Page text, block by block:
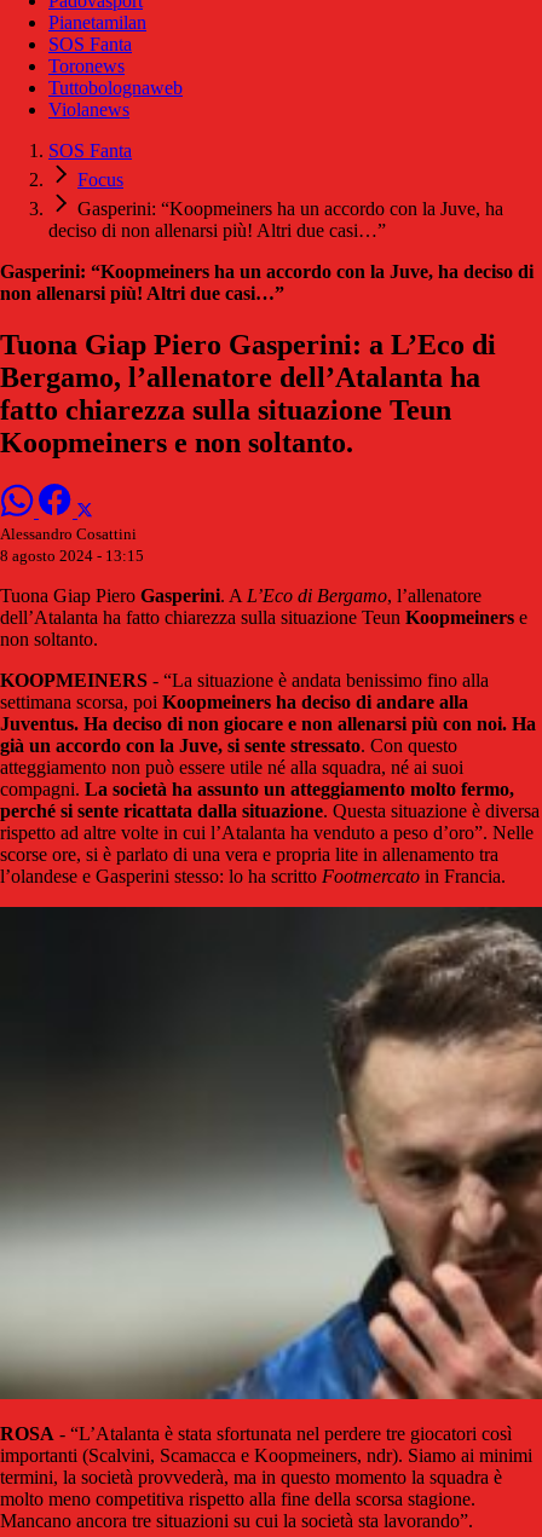
Pianetamilan
SOS Fanta
Toronews
Tuttobolognaweb
Violanews
SOS Fanta
Focus
Gasperini: “Koopmeiners ha un accordo con la Juve, ha
deciso di non allenarsi più! Altri due casi…”
Gasperini: “Koopmeiners ha un accordo con la Juve, ha deciso di
non allenarsi più! Altri due casi…”
Tuona Giap Piero Gasperini: a L’Eco di
Bergamo, l’allenatore dell’Atalanta ha
fatto chiarezza sulla situazione Teun
Koopmeiners e non soltanto.
Alessandro Cosattini
8 agosto 2024 - 13:15
Tuona Giap Piero Gasperini. A L’Eco di Bergamo, l’allenatore
dell’Atalanta ha fatto chiarezza sulla situazione Teun Koopmeiners e
non soltanto.
KOOPMEINERS - “La situazione è andata benissimo fino alla
settimana scorsa, poi Koopmeiners ha deciso di andare alla
Juventus. Ha deciso di non giocare e non allenarsi più con noi. Ha
già un accordo con la Juve, si sente stressato. Con questo
atteggiamento non può essere utile né alla squadra, né ai suoi
compagni. La società ha assunto un atteggiamento molto fermo,
perché si sente ricattata dalla situazione. Questa situazione è diversa
rispetto ad altre volte in cui l’Atalanta ha venduto a peso d’oro”. Nelle
scorse ore, si è parlato di una vera e propria lite in allenamento tra
l’olandese e Gasperini stesso: lo ha scritto Footmercato in Francia.
ROSA - “L’Atalanta è stata sfortunata nel perdere tre giocatori così
importanti (Scalvini, Scamacca e Koopmeiners, ndr). Siamo ai minimi
termini, la società provvederà, ma in questo momento la squadra è
molto meno competitiva rispetto alla fine della scorsa stagione.
Mancano ancora tre situazioni su cui la società sta lavorando”.